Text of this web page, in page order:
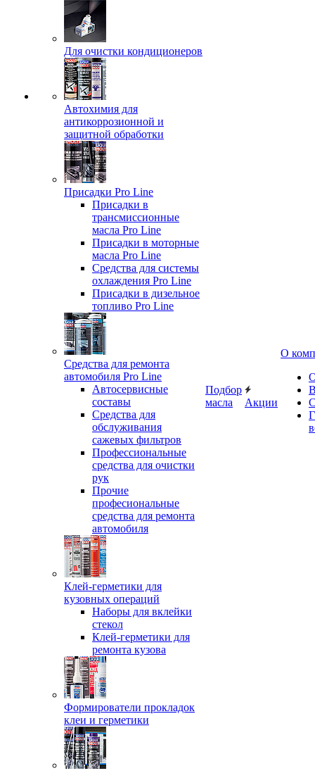
Для очистки кондиционеров
Автохимия для
антикоррозионной и
защитной обработки
Присадки Pro Line
Присадки в
трансмиссионные
масла Pro Line
Присадки в моторные
масла Pro Line
Средства для системы
охлаждения Pro Line
Присадки в дизельное
топливо Pro Line
Средства для ремонта
автомобиля Pro Line
Автосервисные
составы
Средства для
обслуживания
сажевых фильтров
Профессиональные
средства для очистки
рук
Прочие
професиональные
средства для ремонта
автомобиля
Клей-герметики для
кузовных операций
Наборы для вклейки
стекол
Клей-герметики для
ремонта кузова
Формирователи прокладок
клеи и герметики
Подбор
масла
Акции
О